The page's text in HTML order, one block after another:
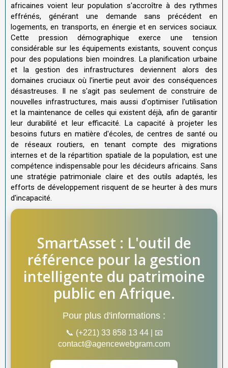
africaines voient leur population s'accroître à des rythmes
effrénés, générant une demande sans précédent en
logements, en transports, en énergie et en services sociaux.
Cette pression démographique exerce une tension
considérable sur les équipements existants, souvent conçus
pour des populations bien moindres. La planification urbaine
et la gestion des infrastructures deviennent alors des
domaines cruciaux où l'inertie peut avoir des conséquences
désastreuses. Il ne s'agit pas seulement de construire de
nouvelles infrastructures, mais aussi d'optimiser l'utilisation
et la maintenance de celles qui existent déjà, afin de garantir
leur durabilité et leur efficacité. La capacité à projeter les
besoins futurs en matière d'écoles, de centres de santé ou
de réseaux routiers, en tenant compte des migrations
internes et de la répartition spatiale de la population, est une
compétence indispensable pour les décideurs africains. Sans
une stratégie patrimoniale claire et des outils adaptés, les
efforts de développement risquent de se heurter à des murs
d'incapacité.
SmartAsset : L'outil de
référence pour la gestion
intelligente du patrimoine
public en Afrique.
Pour plus d'informations :
📞 (+221) 33 858 13 44 | 📧
contact@agencewebgram.com